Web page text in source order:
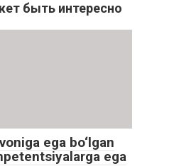
быть интересно
ega bo‘lgan
ega